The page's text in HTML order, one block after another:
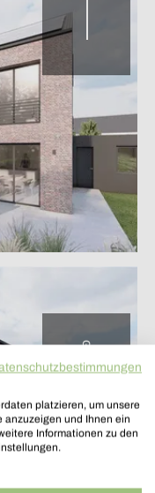
Gartenperspektive
platzieren, um unsere
anzuzeigen und Ihnen ein
Informationen zu den